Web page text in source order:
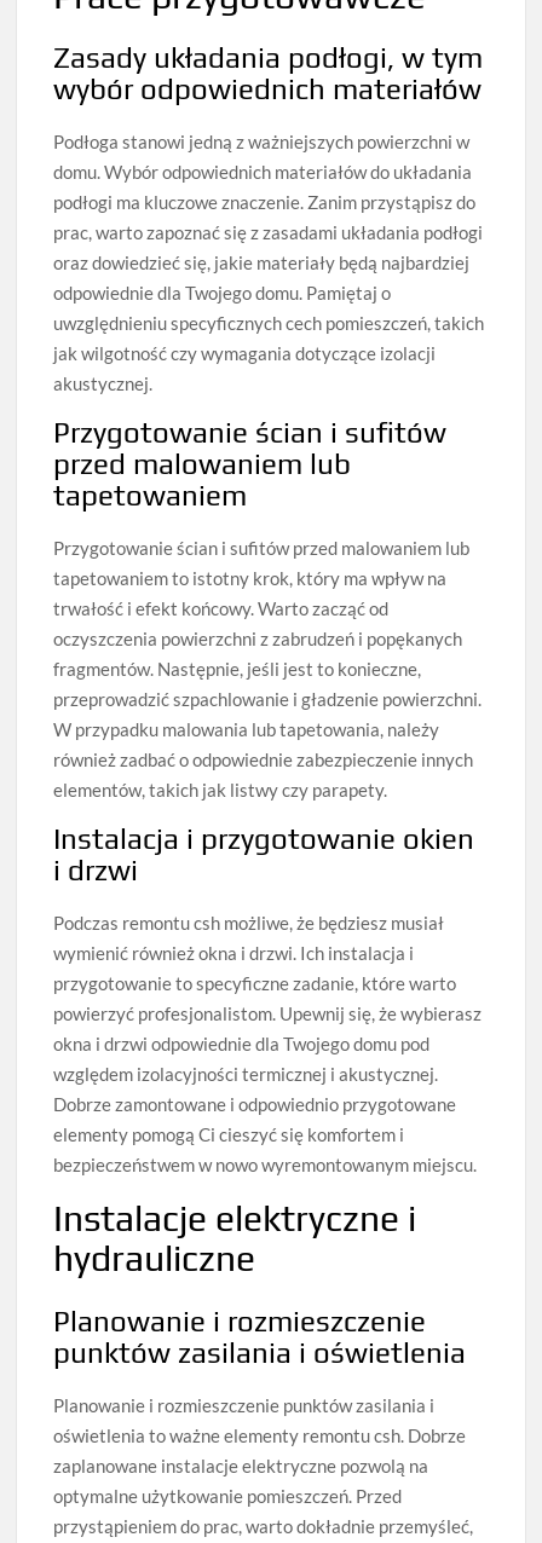
Zasady układania podłogi, w tym
wybór odpowiednich materiałów
Podłoga stanowi jedną z ważniejszych powierzchni w
domu. Wybór odpowiednich materiałów do układania
podłogi ma kluczowe znaczenie. Zanim przystąpisz do
prac, warto zapoznać się z zasadami układania podłogi
oraz dowiedzieć się, jakie materiały będą najbardziej
odpowiednie dla Twojego domu. Pamiętaj o
uwzględnieniu specyficznych cech pomieszczeń, takich
jak wilgotność czy wymagania dotyczące izolacji
akustycznej.
Przygotowanie ścian i sufitów
przed malowaniem lub
tapetowaniem
Przygotowanie ścian i sufitów przed malowaniem lub
tapetowaniem to istotny krok, który ma wpływ na
trwałość i efekt końcowy. Warto zacząć od
oczyszczenia powierzchni z zabrudzeń i popękanych
fragmentów. Następnie, jeśli jest to konieczne,
przeprowadzić szpachlowanie i gładzenie powierzchni.
W przypadku malowania lub tapetowania, należy
również zadbać o odpowiednie zabezpieczenie innych
elementów, takich jak listwy czy parapety.
Instalacja i przygotowanie okien
i drzwi
Podczas remontu csh możliwe, że będziesz musiał
wymienić również okna i drzwi. Ich instalacja i
przygotowanie to specyficzne zadanie, które warto
powierzyć profesjonalistom. Upewnij się, że wybierasz
okna i drzwi odpowiednie dla Twojego domu pod
względem izolacyjności termicznej i akustycznej.
Dobrze zamontowane i odpowiednio przygotowane
elementy pomogą Ci cieszyć się komfortem i
bezpieczeństwem w nowo wyremontowanym miejscu.
Instalacje elektryczne i
hydrauliczne
Planowanie i rozmieszczenie
punktów zasilania i oświetlenia
Planowanie i rozmieszczenie punktów zasilania i
oświetlenia to ważne elementy remontu csh. Dobrze
zaplanowane instalacje elektryczne pozwolą na
optymalne użytkowanie pomieszczeń. Przed
przystąpieniem do prac, warto dokładnie przemyśleć,